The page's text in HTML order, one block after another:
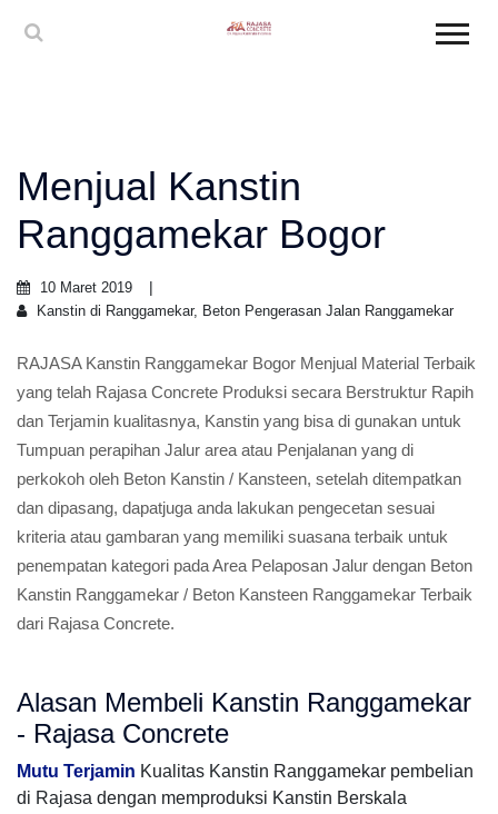
Menjual Kanstin
Ranggamekar Bogor
10 Maret 2019
Kanstin di Ranggamekar, Beton Pengerasan Jalan Ranggamekar
RAJASA Kanstin Ranggamekar Bogor Menjual Material Terbaik
yang telah Rajasa Concrete Produksi secara Berstruktur Rapih
dan Terjamin kualitasnya, Kanstin yang bisa di gunakan untuk
Tumpuan perapihan Jalur area atau Penjalanan yang di
perkokoh oleh Beton Kanstin / Kansteen, setelah ditempatkan
dan dipasang, dapatjuga anda lakukan pengecetan sesuai
kriteria atau gambaran yang memiliki suasana terbaik untuk
penempatan kategori pada Area Pelaposan Jalur dengan Beton
Kanstin Ranggamekar / Beton Kansteen Ranggamekar Terbaik
dari Rajasa Concrete.
Alasan Membeli Kanstin Ranggamekar
- Rajasa Concrete
Mutu Terjamin Kualitas Kanstin Ranggamekar pembelian
di Rajasa dengan memproduksi Kanstin Berskala